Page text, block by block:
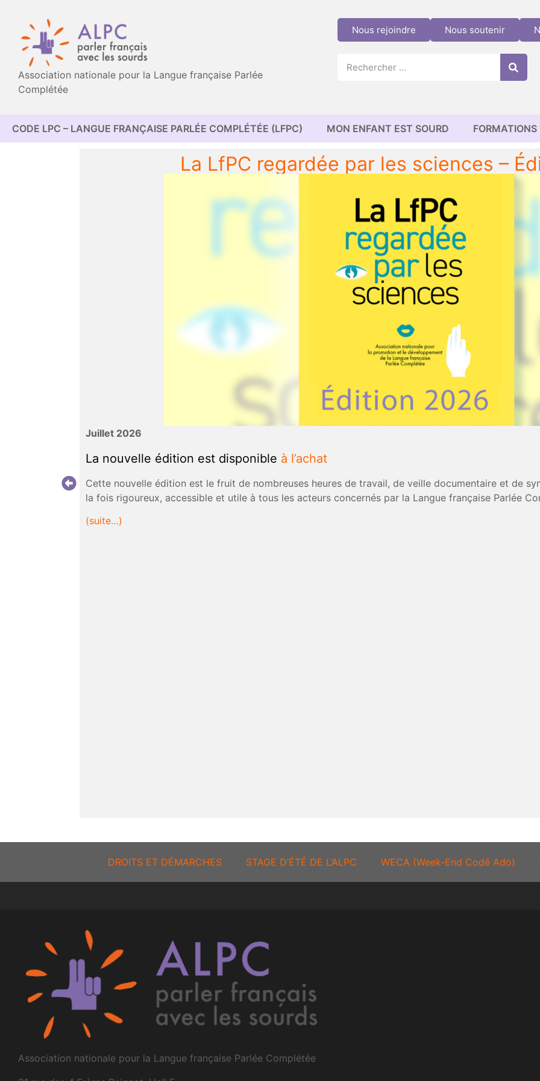
Association nationale pour la Langue française Parlée
Complétée
Nous rejoindre Nous soutenir
CODE LPC – LANGUE FRANÇAISE PARLÉE COMPLÉTÉE (LFPC) MON ENFANT EST SOURD FORMATIONS
La LfPC regardée par les sciences –
Juillet 2026
La nouvelle édition est disponible à l’achat
Cette nouvelle édition est le fruit de nombreuses heures de travail, de veille documentaire et de
la fois rigoureux, accessible et utile à tous les acteurs concernés par la Langue française Parlée
(suite…)
DROITS ET DÉMARCHES STAGE D’ÉTÉ DE L’ALPC WECA (Week-End Codé Ado)
Association nationale pour la Langue française Parlée Complétée